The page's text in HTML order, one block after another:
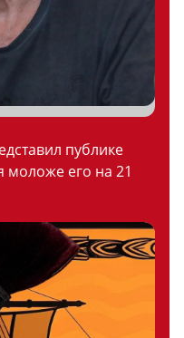
публике
моложе его на 21